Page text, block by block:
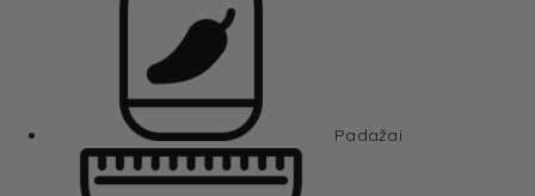
Padažai